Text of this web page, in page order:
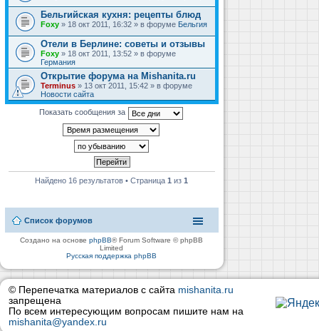
Бельгийская кухня: рецепты блюд
Foxy » 18 окт 2011, 16:32 » в форуме Бельгия
Отели в Берлине: советы и отзывы
Foxy » 18 окт 2011, 13:52 » в форуме
Германия
Открытие форума на Mishanita.ru
Terminus » 13 окт 2011, 15:42 » в форуме
Новости сайта
Показать сообщения за
Найдено 16 результатов • Страница1 из1
Список форумов
Создано на основеphpBB® Forum Software © phpBB
Limited
Русская поддержка phpBB
© Перепечатка материалов с сайта mishanita.ru
запрещена
По всем интересующим вопросам пишите нам на
mishanita@yandex.ru